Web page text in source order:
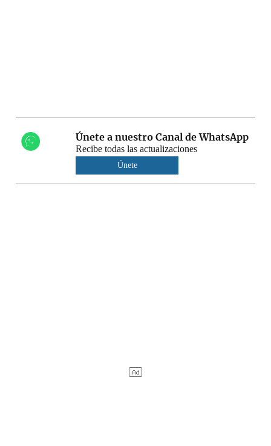
Únete a nuestro Canal de WhatsApp
Recibe todas las actualizaciones
Únete